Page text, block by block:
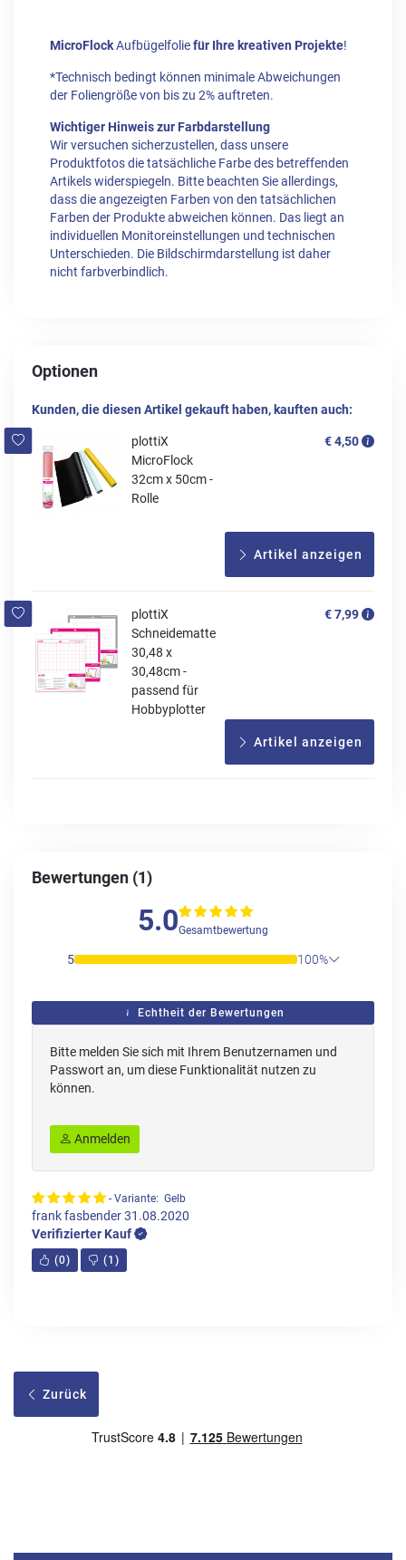
MicroFlockAufbügelfoliefür Ihre kreativen Projekte!
*Technisch bedingt können minimale Abweichungen
der Foliengröße von bis zu 2% auftreten.
Wichtiger Hinweis zur Farbdarstellung
Wir versuchen sicherzustellen, dass unsere
Produktfotos die tatsächliche Farbe des betreffenden
Artikels widerspiegeln. Bitte beachten Sie allerdings,
dass die angezeigten Farben von den tatsächlichen
Farben der Produkte abweichen können. Das liegt an
individuellen Monitoreinstellungen und technischen
Unterschieden. Die Bildschirmdarstellung ist daher
nicht farbverbindlich.
Optionen
Kunden, die diesen Artikel gekauft haben, kauften auch:
plottiX
MicroFlock
32cm x 50cm -
Rolle
€ 4,50
Artikel anzeigen
plottiX
Schneidematte
30,48 x
30,48cm -
passend für
Hobbyplotter
€ 7,99
Artikel anzeigen
Bewertungen (1)
5.0Gesamtbewertung
5 100%
Echtheit der Bewertungen
Bitte melden Sie sich mit Ihrem Benutzernamen und
Passwort an, um diese Funktionalität nutzen zu
können.
Anmelden
- Variante: Gelb
frank fasbender31.08.2020
Verifizierter Kauf
(0) (1 )
Zurück